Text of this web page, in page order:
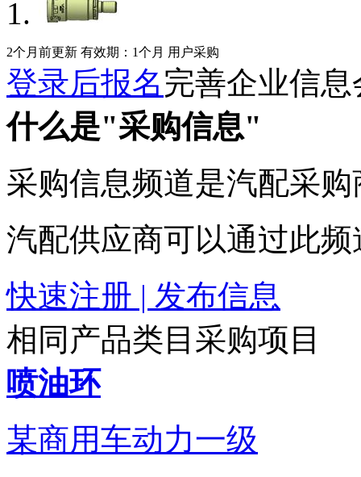
2个月前更新 有效期：1个月 用户采购
登录后报名完善企业信
什么是"采购信息"
采购信息频道是汽配采
汽配供应商可以通过此
快速注册 | 发布信息
相同产品类目采购项目
喷油环
某商用车动力一级